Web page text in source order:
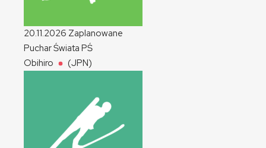
20.11.2026 Zaplanowane
Puchar Świata PŚ
Obihiro
(JPN)